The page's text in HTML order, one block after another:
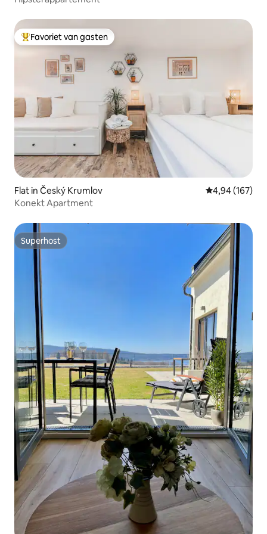
Topfavoriet van gasten
Favoriet van gasten
Flat in Český Krumlov Gemiddelde
4,94 (167)
Konekt Apartment
Superhost
Superhost